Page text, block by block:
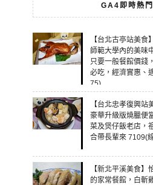
GA4即時熱
【台北古亭站美
師範大學內的美味
只要一般餐館價錢
必吃，經濟實惠、
75)
【台北忠孝復興站
豪華升級版燒臘便
菜及煲仔飯老店，
合帶長輩來 7109(
【新北平溪美食】
的家常餐館，白斬